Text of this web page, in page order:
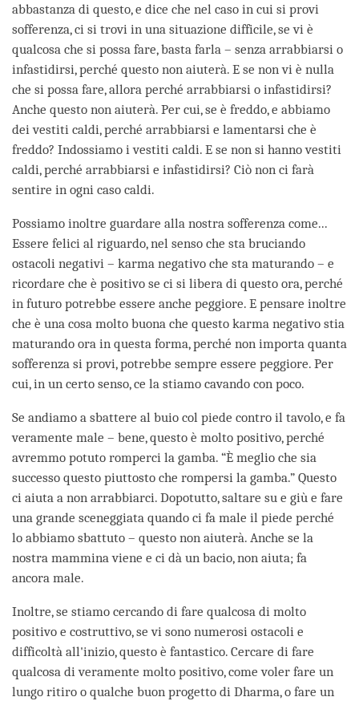
abbastanza di questo, e dice che nel caso in cui si provi
sofferenza, ci si trovi in una situazione difficile, se vi è
qualcosa che si possa fare, basta farla – senza arrabbiarsi o
infastidirsi, perché questo non aiuterà. E se non vi è nulla
che si possa fare, allora perché arrabbiarsi o infastidirsi?
Anche questo non aiuterà. Per cui, se è freddo, e abbiamo
dei vestiti caldi, perché arrabbiarsi e lamentarsi che è
freddo? Indossiamo i vestiti caldi. E se non si hanno vestiti
caldi, perché arrabbiarsi e infastidirsi? Ciò non ci farà
sentire in ogni caso caldi.
Possiamo inoltre guardare alla nostra sofferenza come...
Essere felici al riguardo, nel senso che sta bruciando
ostacoli negativi – karma negativo che sta maturando – e
ricordare che è positivo se ci si libera di questo ora, perché
in futuro potrebbe essere anche peggiore. E pensare inoltre
che è una cosa molto buona che questo karma negativo stia
maturando ora in questa forma, perché non importa quanta
sofferenza si provi, potrebbe sempre essere peggiore. Per
cui, in un certo senso, ce la stiamo cavando con poco.
Se andiamo a sbattere al buio col piede contro il tavolo, e fa
veramente male – bene, questo è molto positivo, perché
avremmo potuto romperci la gamba. “È meglio che sia
successo questo piuttosto che rompersi la gamba.” Questo
ci aiuta a non arrabbiarci. Dopotutto, saltare su e giù e fare
una grande sceneggiata quando ci fa male il piede perché
lo abbiamo sbattuto – questo non aiuterà. Anche se la
nostra mammina viene e ci dà un bacio, non aiuta; fa
ancora male.
Inoltre, se stiamo cercando di fare qualcosa di molto
positivo e costruttivo, se vi sono numerosi ostacoli e
difficoltà all'inizio, questo è fantastico. Cercare di fare
qualcosa di veramente molto positivo, come voler fare un
lungo ritiro o qualche buon progetto di Dharma, o fare un